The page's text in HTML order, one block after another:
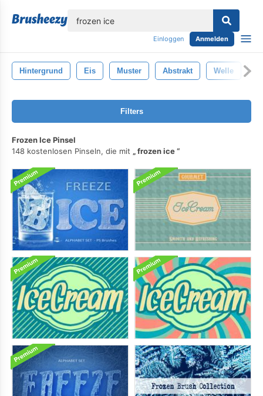
Einloggen Anmelden
Hintergrund Eis Muster Abstrakt Welle
Filters
Frozen Ice Pinsel
148 kostenlosen Pinseln, die mit
frozen ice